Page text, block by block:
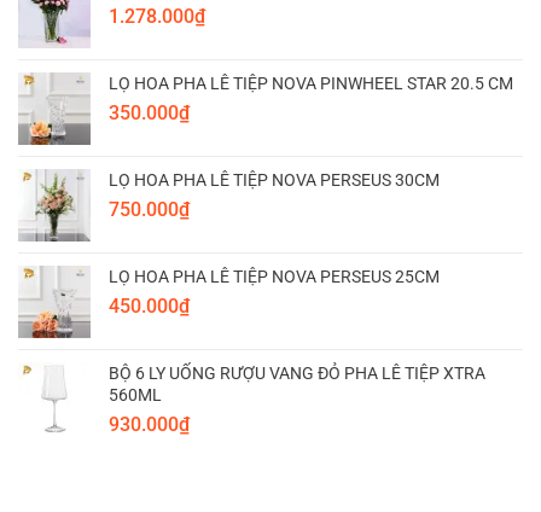
1.278.000₫
LỌ HOA PHA LÊ TIỆP NOVA PINWHEEL STAR 20.5 CM
350.000₫
LỌ HOA PHA LÊ TIỆP NOVA PERSEUS 30CM
750.000₫
LỌ HOA PHA LÊ TIỆP NOVA PERSEUS 25CM
450.000₫
BỘ 6 LY UỐNG RƯỢU VANG ĐỎ PHA LÊ TIỆP XTRA
560ML
930.000₫